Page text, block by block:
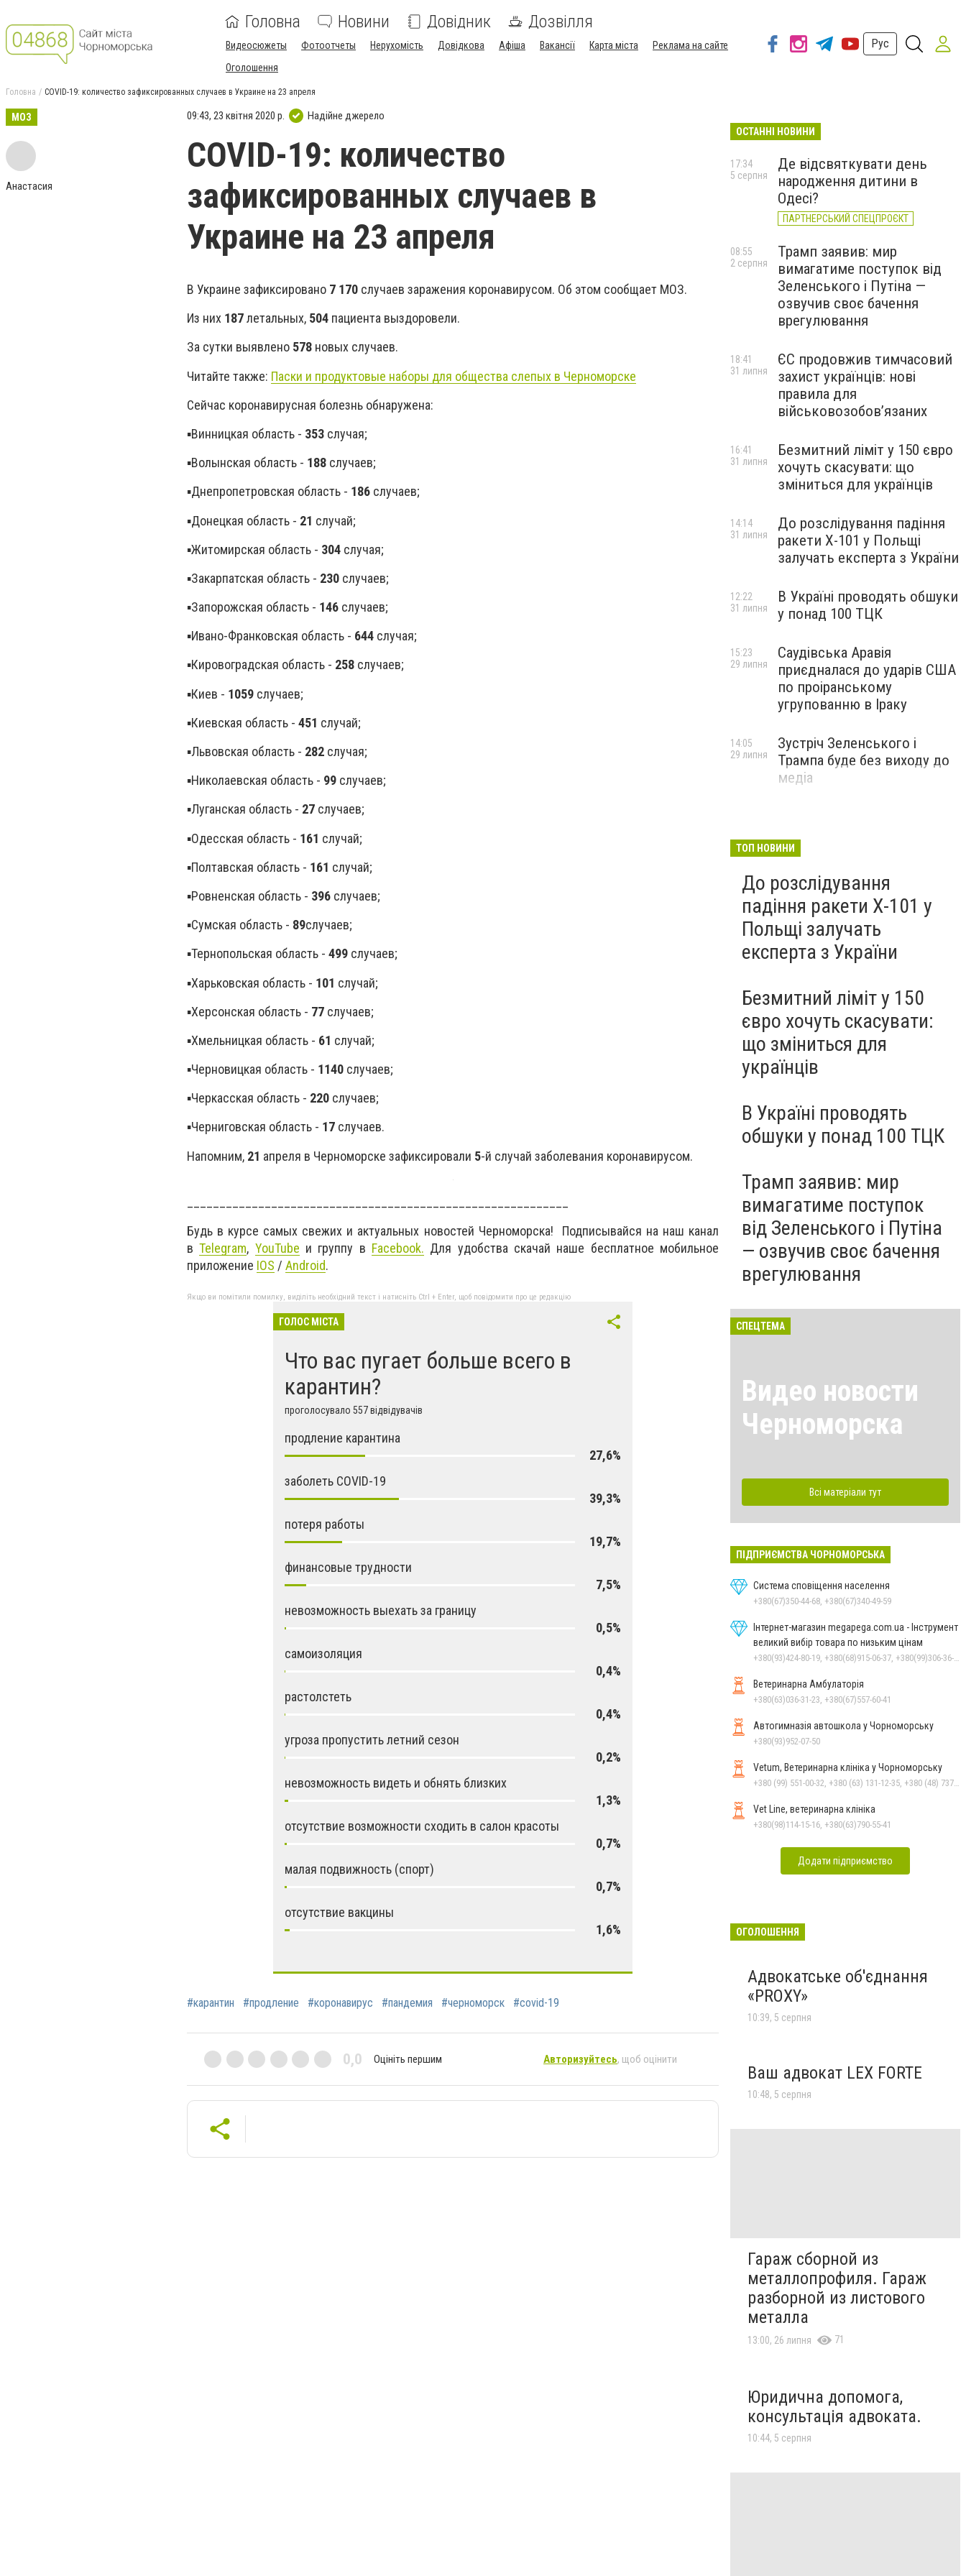
Головна Новини Довідник Дозвілля
Видеосюжеты Фотоотчеты Нерухомість Довідкова Афіша Вакансії Карта міста
Реклама на сайте
Оголошення
Рус
Головна COVID-19: количество зафиксированных случаев в Украине на 23 апреля
МОЗ
Анастасия
09:43, 23 квітня 2020 р. Надійне джерело
COVID-19: количество
зафиксированных случаев в
Украине на 23 апреля
В Украине зафиксировано 7 170 случаев заражения коронавирусом. Об этом сообщает МОЗ.
Из них 187летальных, 504 пациента выздоровели.
За сутки выявлено 578 новых случаев.
Читайте также: Паски и продуктовые наборы для общества слепых в Черноморске
Сейчас коронавирусная болезнь обнаружена:
▪️Винницкая область - 353 случая;
▪️Волынская область - 188 случаев;
▪️Днепропетровская область - 186 случаев;
▪️Донецкая область - 21 случай;
▪️Житомирская область - 304 случая;
▪️Закарпатская область - 230 случаев;
▪️Запорожская область - 146 случаев;
▪️Ивано-Франковская область - 644 случая;
▪️Кировоградская область - 258 случаев;
▪️Киев - 1059 случаев;
▪️Киевская область - 451 случай;
▪️Львовская область - 282 случая;
▪️Николаевская область - 99 случаев;
▪️Луганская область - 27 случаев;
▪️Одесская область - 161 случай;
▪️Полтавская область - 161 случай;
▪️Ровненская область - 396 случаев;
▪️Сумская область - 89случаев;
▪️Тернопольская область - 499 случаев;
▪️Харьковская область - 101 случай;
▪️Херсонская область - 77 случаев;
▪️Хмельницкая область - 61 случай;
▪️Черновицкая область - 1140 случаев;
▪️Черкасская область - 220 случаев;
▪️Черниговская область - 17 случаев.
Напомним, 21 апреля в Черноморске зафиксировали 5-й случай заболевания коронавирусом.
Будь в курсе самых свежих и актуальных новостей Черноморска! Подписывайся на наш канал
вTelegram, YouTube и группу в Facebook. Для удобства скачай наше бесплатное мобильное
приложение IOS / Android.
Якщо ви помітили помилку, виділіть необхідний текст і натисніть Ctrl + Enter, щоб повідомити про це редакцію
ГОЛОС МІСТА
Что вас пугает больше всего в
карантин?
проголосувало 557 відвідувачів
продление карантина
27,6%
заболеть COVID-19
39,3%
потеря работы
19,7%
финансовые трудности
7,5%
невозможность выехать за границу
0,5%
самоизоляция
0,4%
растолстеть
0,4%
угроза пропустить летний сезон
0,2%
невозможность видеть и обнять близких
1,3%
отсутствие возможности сходить в салон красоты
0,7%
малая подвижность (спорт)
0,7%
отсутствие вакцины
1,6%
#карантин #продление #коронавирус #пандемия #черноморск #covid-19
0,0 Оцініть першим Авторизуйтесь, щоб оцінити
ОСТАННІ НОВИНИ
Де відсвяткувати день
народження дитини в
Одесі?
ПАРТНЕРСЬКИЙ СПЕЦПРОЄКТ
17:34
5 серпня
Трамп заявив: мир
вимагатиме поступок від
Зеленського і Путіна —
озвучив своє бачення
врегулювання
08:55
2 серпня
ЄС продовжив тимчасовий
захист українців: нові
правила для
військовозобов’язаних
18:41
31 липня
Безмитний ліміт у 150 євро
хочуть скасувати: що
зміниться для українців
16:41
31 липня
До розслідування падіння
ракети Х-101 у Польщі
залучать експерта з України
14:14
31 липня
В Україні проводять обшуки
у понад 100 ТЦК
12:22
31 липня
Саудівська Аравія
приєдналася до ударів США
по проіранському
угрупованню в Іраку
15:23
29 липня
Зустріч Зеленського і
Трампа буде без виходу до
медіа
14:05
29 липня
ТОП НОВИНИ
До розслідування
падіння ракети Х-101 у
Польщі залучать
експерта з України
Безмитний ліміт у 150
євро хочуть скасувати:
що зміниться для
українців
В Україні проводять
обшуки у понад 100 ТЦК
Трамп заявив: мир
вимагатиме поступок
від Зеленського і Путіна
— озвучив своє бачення
врегулювання
СПЕЦТЕМА
Видео новости
Черноморска
Всі матеріали тут
ПІДПРИЄМСТВА ЧОРНОМОРСЬКА
Система сповіщення населення
+380(67)350-44-68, +380(67)340-49-59
Інтернет-магазин megapega.com.ua - Інструмент
великий вибір товара по низьким цінам
Ветеринарна Амбулаторія
+380(63)036-31-23, +380(67)557-60-41
Автогимназія автошкола у Чорноморську
+380(93)952-07-50
Vetum, Ветеринарна клініка у Чорноморську
Vet Line, ветеринарна клініка
+380(98)114-15-16, +380(63)790-55-41
Додати підприємство
ОГОЛОШЕННЯ
Адвокатське об'єднання
«PROXY»
10:39, 5 серпня
Ваш адвокат LEX FORTE
10:48, 5 серпня
Гараж сборной из
металлопрофиля. Гараж
разборной из листового
металла
13:00, 26 липня 71
Юридична допомога,
консультація адвоката.
10:44, 5 серпня